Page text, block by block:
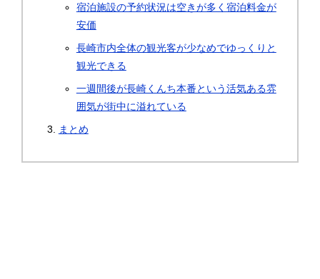
宿泊施設の予約状況は空きが多く宿泊料金が
安価
長崎市内全体の観光客が少なめでゆっくりと
観光できる
一週間後が長崎くんち本番という活気ある雰
囲気が街中に溢れている
まとめ